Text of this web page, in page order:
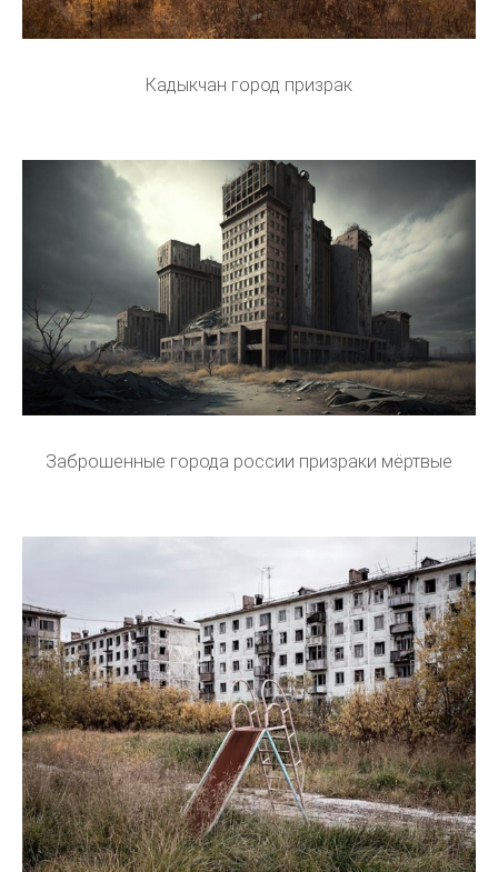
Кадыкчан город призрак
Заброшенные города россии призраки мёртвые